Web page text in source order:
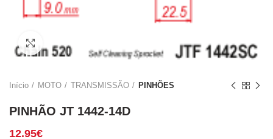
Click to enlarge
Início MOTO TRANSMISSÃO PINHÕES
PINHÃO JT 1442-14D
12.95€